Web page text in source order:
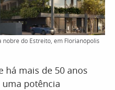
do Estreito, em Florianópolis
há mais de 50 anos
potência